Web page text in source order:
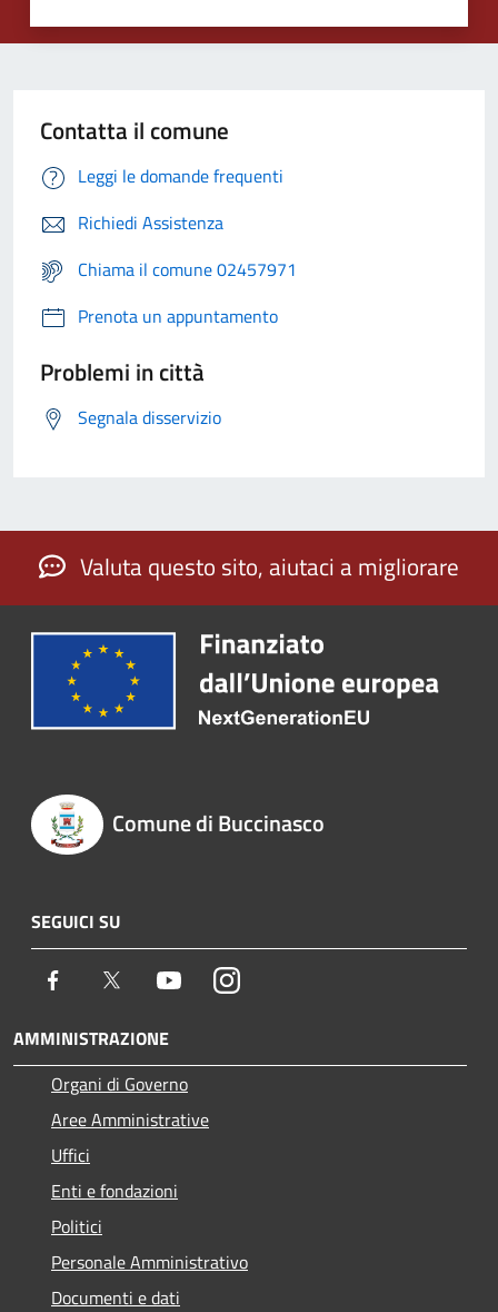
Contatta il comune
Leggi le domande frequenti
Richiedi Assistenza
Chiama il comune 02457971
Prenota un appuntamento
Problemi in città
Segnala disservizio
Valuta questo sito, aiutaci a migliorare
Comune di Buccinasco
SEGUICI SU
Facebook Twitter YoutubeInstagram
AMMINISTRAZIONE
Organi di Governo
Aree Amministrative
Uffici
Enti e fondazioni
Politici
Personale Amministrativo
Documenti e dati